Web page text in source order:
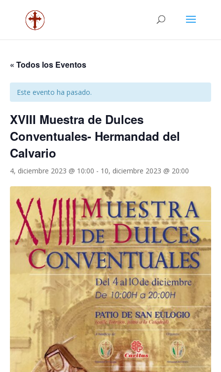
« Todos los Eventos
Este evento ha pasado.
XVIII Muestra de Dulces
Conventuales- Hermandad del
Calvario
4, diciembre 2023 @ 10:00 - 10, diciembre 2023 @ 20:00